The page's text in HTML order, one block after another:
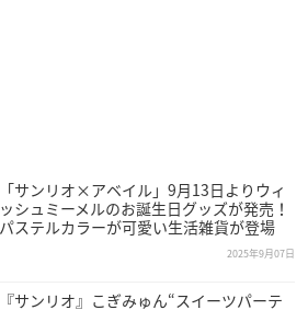
「サンリオ×アベイル」9月13日よりウィ
ッシュミーメルのお誕生日グッズが発売！
パステルカラーが可愛い生活雑貨が登場
2025年9月07日
『サンリオ』こぎみゅん“スイーツパーテ